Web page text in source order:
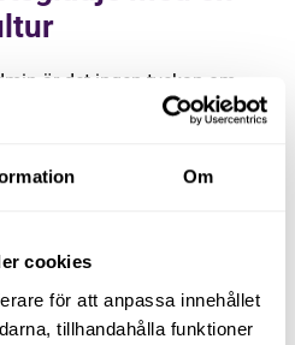
Om
cookies
för att anpassa innehållet
tillhandahålla funktioner
är det ingen tvekan om.
DI Gasellföretag och siktar
mest eftertraktade
på våra medarbetare.